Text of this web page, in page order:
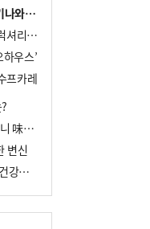
부산서 해외미식기행 <3> 금정구 ‘오키나와키친’
캐비어 품고, 솜사탕 얹고…망고빙수 럭셔리한 진화
우스’
프카레
제철 맞아 쫀득한 민어회, 장인 손 거치니 味친 한상
변신
식감 있는 시금장, 냄새 없는 청국장…건강한 발효 밥상